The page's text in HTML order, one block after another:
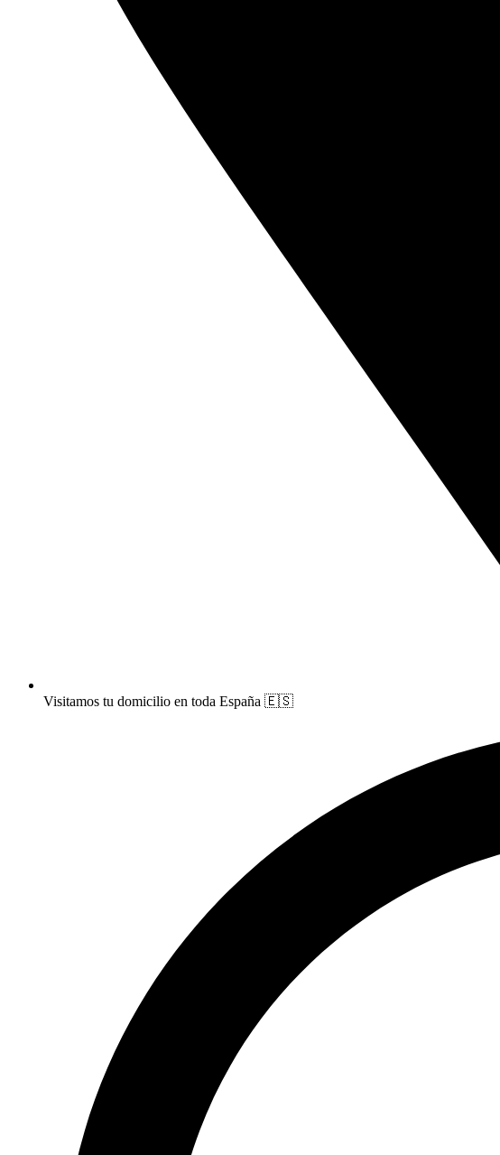
Visitamos tu domicilio en toda España 🇪🇸